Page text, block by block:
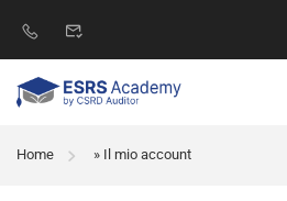
Home » Il mio account